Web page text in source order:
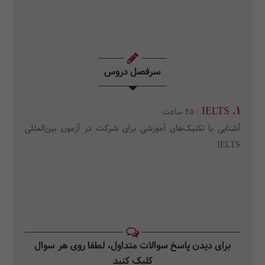
سرفصل دروس
1. IELTS / 45 ساعت
آشنایی با تکنیک‌های آموزشی برای شرکت در آزمون بین‌المللی
IELTS
برای دیدن پاسخ سوالات متداول، لطفا روی هر سوال
کلیک کنید‎